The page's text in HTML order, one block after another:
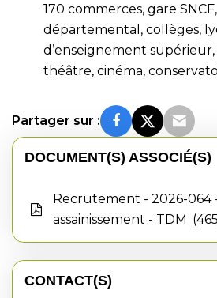
170 commerces, gare
départemental, collèges,
d’enseignement
théâtre, cinéma,
Partager sur :
DOCUMENT(S) ASSOCIÉ(S)
Recrutement - 2026-064
assainissement - TDM
CONTACT(S)